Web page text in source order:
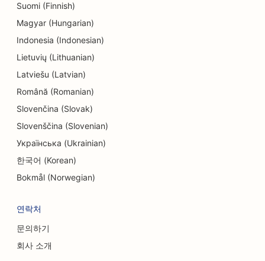
Suomi (Finnish)
Magyar (Hungarian)
Indonesia (Indonesian)
Lietuvių (Lithuanian)
Latviešu (Latvian)
Română (Romanian)
Slovenčina (Slovak)
Slovenščina (Slovenian)
Українська (Ukrainian)
한국어 (Korean)
Bokmål (Norwegian)
연락처
문의하기
회사 소개